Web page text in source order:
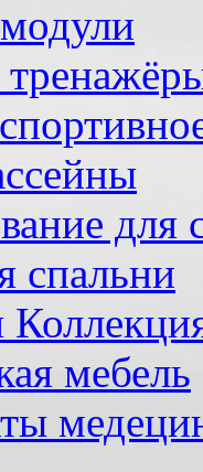
для
спальни
мебель